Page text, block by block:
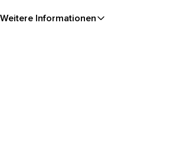
Weitere Informationen